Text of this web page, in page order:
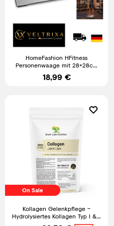
HomeFashion HFitness
Personenwaage mit 28×28cm
Trittfläche, Digitale Waage für
18,99 €
On Sale
Kollagen Gelenkpflege –
Hydrolysiertes Kollagen Typ I & II
mit MSM, Vitamin C